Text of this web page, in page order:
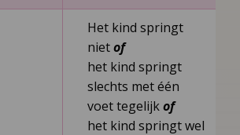
Het kind springt
nietof
het kind springt
slechts met één
voet tegelijkof
het kind springt wel